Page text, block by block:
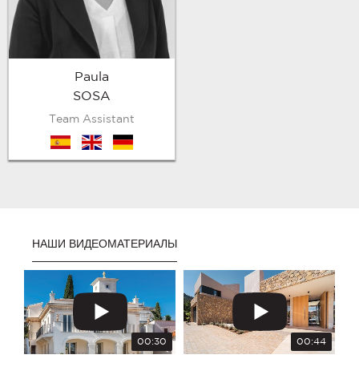
Paula
SOSA
Team Assistant
es en de
НАШИ ВИДЕОМАТЕРИАЛЫ
00:30 00:44